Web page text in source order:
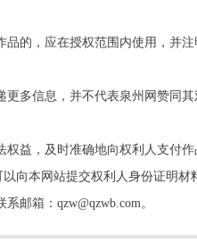
的，应在授权范围内使用，并注
多信息，并不代表泉州网赞同
益，及时准确地向权利人支付
向本网站提交权利人身份证明材
邮箱：qzw@qzwb.com。